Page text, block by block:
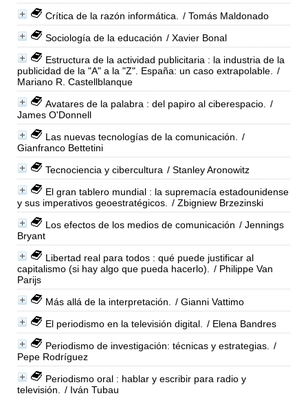
Crítica de la razón informática.
/ Tomás Maldonado
Sociología de la educación / Xavier Bonal
Estructura de la actividad publicitaria : la industria de la
publicidad de la "A" a la "Z". España: un caso extrapolable.
/
Mariano R. Castellblanque
Avatares de la palabra : del papiro al ciberespacio.
/
James O'Donnell
Las nuevas tecnologías de la comunicación.
/
Gianfranco Bettetini
Tecnociencia y cibercultura / Stanley Aronowitz
El gran tablero mundial : la supremacía estadounidense
y sus imperativos geoestratégicos.
/ Zbigniew Brzezinski
Los efectos de los medios de comunicación / Jennings
Bryant
Libertad real para todos : qué puede justificar al
capitalismo (si hay algo que pueda hacerlo).
/ Philippe Van
Parijs
Más allá de la interpretación.
/ Gianni Vattimo
El periodismo en la televisión digital.
/ Elena Bandres
Periodismo de investigación: técnicas y estrategias.
/
Pepe Rodríguez
Periodismo oral : hablar y escribir para radio y
televisión.
/ Iván Tubau